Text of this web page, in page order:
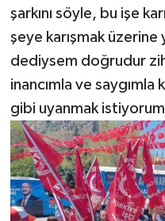
şarkını söyle, bu işe
şeye karışmak üzerine
dediysem doğrudur
inancımla ve saygımla
gibi uyanmak